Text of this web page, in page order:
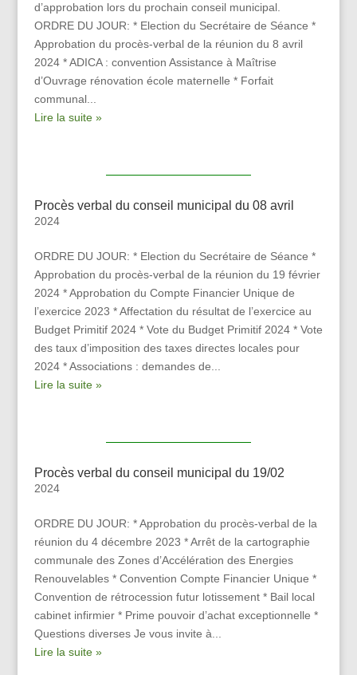
d’approbation lors du prochain conseil municipal.
ORDRE DU JOUR: * Election du Secrétaire de Séance *
Approbation du procès-verbal de la réunion du 8 avril
2024 * ADICA : convention Assistance à Maîtrise
d’Ouvrage rénovation école maternelle * Forfait
communal...
Lire la suite »
Procès verbal du conseil municipal du 08 avril
2024
ORDRE DU JOUR: * Election du Secrétaire de Séance *
Approbation du procès-verbal de la réunion du 19 février
2024 * Approbation du Compte Financier Unique de
l’exercice 2023 * Affectation du résultat de l’exercice au
Budget Primitif 2024 * Vote du Budget Primitif 2024 * Vote
des taux d’imposition des taxes directes locales pour
2024 * Associations : demandes de...
Lire la suite »
Procès verbal du conseil municipal du 19/02
2024
ORDRE DU JOUR: * Approbation du procès-verbal de la
réunion du 4 décembre 2023 * Arrêt de la cartographie
communale des Zones d’Accélération des Energies
Renouvelables * Convention Compte Financier Unique *
Convention de rétrocession futur lotissement * Bail local
cabinet infirmier * Prime pouvoir d’achat exceptionnelle *
Questions diverses Je vous invite à...
Lire la suite »